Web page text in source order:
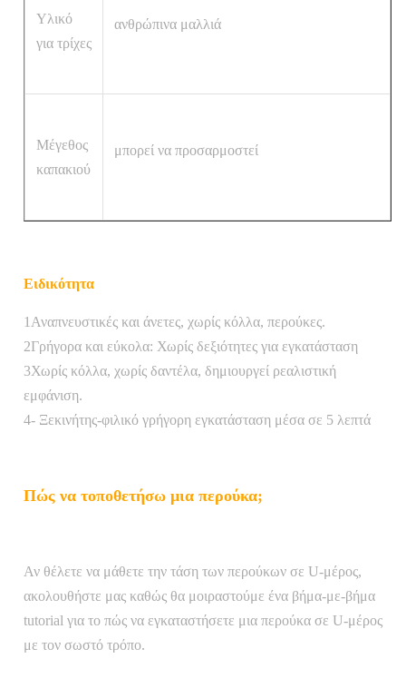
Υλικό
για τρίχες
ανθρώπινα μαλλιά
Μέγεθος
καπακιού
μπορεί να προσαρμοστεί
Ειδικότητα
1Αναπνευστικές και άνετες, χωρίς κόλλα, περούκες.
2Γρήγορα και εύκολα: Χωρίς δεξιότητες για εγκατάσταση
3Χωρίς κόλλα, χωρίς δαντέλα, δημιουργεί ρεαλιστική
εμφάνιση.
4- Ξεκινήτης-φιλικό γρήγορη εγκατάσταση μέσα σε 5 λεπτά
Πώς να τοποθετήσω μια περούκα;
Αν θέλετε να μάθετε την τάση των περούκων σε U-μέρος,
ακολουθήστε μας καθώς θα μοιραστούμε ένα βήμα-με-βήμα
tutorial για το πώς να εγκαταστήσετε μια περούκα σε U-μέρος
με τον σωστό τρόπο.